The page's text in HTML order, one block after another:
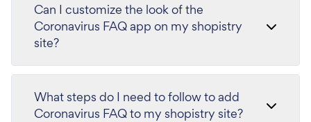
Can I customize the look of the
Coronavirus FAQ app on my shopistry
site?
What steps do I need to follow to add
Coronavirus FAQ to my shopistry site?